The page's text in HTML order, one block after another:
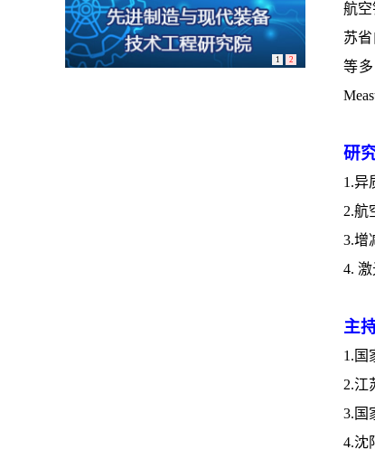
1 2
航
苏
等
研
1.异
2.航
3.增
4. 激
主
1. 国
2.江
3. 国
4.沈